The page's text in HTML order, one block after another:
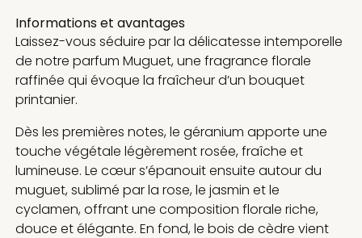
Informations et avantages
Laissez-vous séduire par la délicatesse intemporelle
de notre parfum Muguet, une fragrance florale
raffinée qui évoque la fraîcheur d’un bouquet
printanier.
Dès les premières notes, le géranium apporte une
touche végétale légèrement rosée, fraîche et
lumineuse. Le cœur s’épanouit ensuite autour du
muguet, sublimé par la rose, le jasmin et le
cyclamen, offrant une composition florale riche,
douce et élégante. En fond, le bois de cèdre vient